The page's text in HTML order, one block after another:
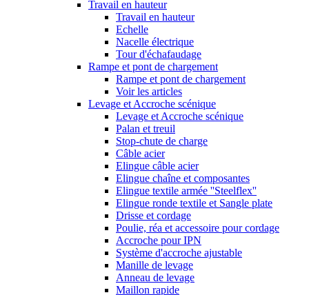
Travail en hauteur
Travail en hauteur
Echelle
Nacelle électrique
Tour d'échafaudage
Rampe et pont de chargement
Rampe et pont de chargement
Voir les articles
Levage et Accroche scénique
Levage et Accroche scénique
Palan et treuil
Stop-chute de charge
Câble acier
Elingue câble acier
Elingue chaîne et composantes
Elingue textile armée ''Steelflex''
Elingue ronde textile et Sangle plate
Drisse et cordage
Poulie, réa et accessoire pour cordage
Accroche pour IPN
Système d'accroche ajustable
Manille de levage
Anneau de levage
Maillon rapide